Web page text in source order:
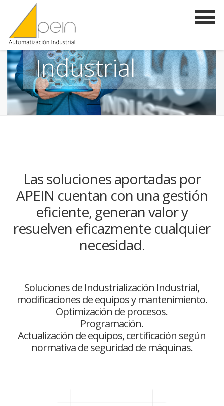
Automatización
Industrial
Las soluciones aportadas por
APEIN cuentan con una gestión
eficiente, generan valor y
resuelven eficazmente cualquier
necesidad.
Soluciones de Industrialización Industrial,
modificaciones de equipos y mantenimiento.
Optimización de procesos.
Programación.
Actualización de equipos, certificación según
normativa de seguridad de máquinas.